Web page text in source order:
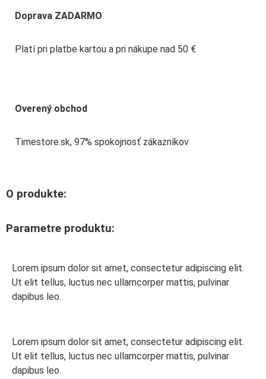
Doprava ZADARMO
Platí pri platbe kartou a pri nákupe nad 50 €
Overený obchod
Timestore.sk, 97% spokojnosť zákazníkov
O produkte:
Parametre produktu:
Lorem ipsum dolor sit amet, consectetur adipiscing elit.
Ut elit tellus, luctus nec ullamcorper mattis, pulvinar
dapibus leo.
Lorem ipsum dolor sit amet, consectetur adipiscing elit.
Ut elit tellus, luctus nec ullamcorper mattis, pulvinar
dapibus leo.